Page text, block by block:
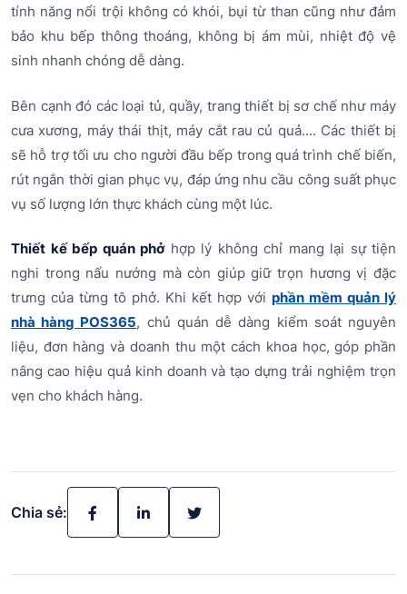
tính năng nổi trội không có khói, bụi từ than cũng như đảm
bảo khu bếp thông thoáng, không bị ám mùi, nhiệt độ vệ
sinh nhanh chóng dễ dàng.
Bên cạnh đó các loại tủ, quầy, trang thiết bị sơ chế như máy
cưa xương, máy thái thịt, máy cắt rau củ quả.... Các thiết bị
sẽ hỗ trợ tối ưu cho người đầu bếp trong quá trình chế biến,
rút ngắn thời gian phục vụ, đáp ứng nhu cầu công suất phục
vụ số lượng lớn thực khách cùng một lúc.
Thiết kế bếp quán phởhợp lý không chỉ mang lại sự tiện
nghi trong nấu nướng mà còn giúp giữ trọn hương vị đặc
trưng của từng tô phở. Khi kết hợp với phần mềm quản lý
nhà hàng POS365, chủ quán dễ dàng kiểm soát nguyên
liệu, đơn hàng và doanh thu một cách khoa học, góp phần
nâng cao hiệu quả kinh doanh và tạo dựng trải nghiệm trọn
vẹn cho khách hàng.
Chia sẻ: